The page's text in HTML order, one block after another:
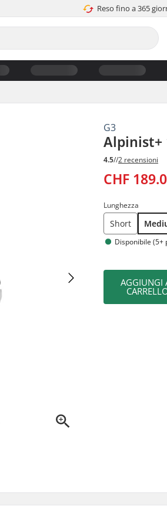
Reso fino a 365
G3
Alpinist+
4.5//2 recensioni
CHF
Lunghezza
Short
Disponibile (5+
AGGIUNGI